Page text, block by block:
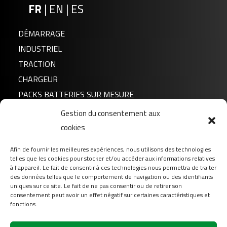
Gestion du consentement aux
cookies
Afin de fournir les meilleures expériences, nous utilisons des technologies
telles que les cookies pour stocker et/ou accéder aux informations relatives
à l'appareil. Le fait de consentir à ces technologies nous permettra de traiter
des données telles que le comportement de navigation ou des identifiants
uniques sur ce site. Le fait de ne pas consentir ou de retirer son
consentement peut avoir un effet négatif sur certaines caractéristiques et
fonctions.
FR | EN | ES
DÉMARRAGE
INDUSTRIEL
TRACTION
CHARGEUR
PACKS BATTERIES SUR MESURE
FAQ
Téléchargement
Login
Contact